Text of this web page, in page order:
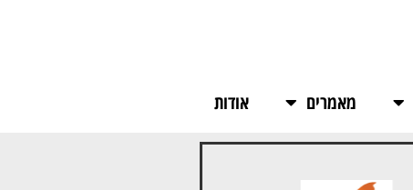
מאמרים אודות